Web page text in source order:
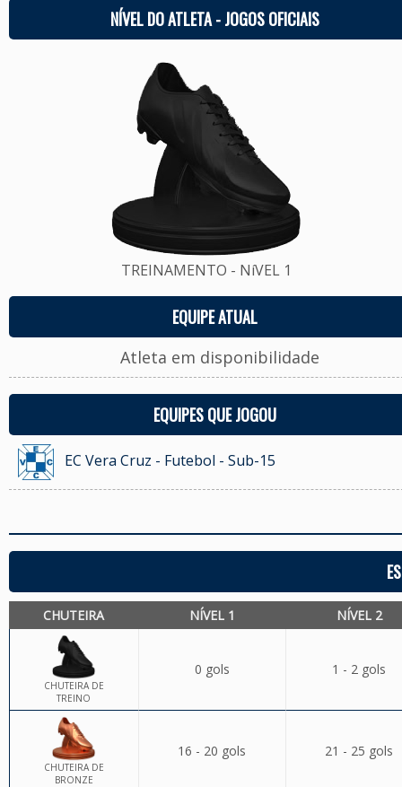
NÍVEL DO ATLETA - JOGOS OFICIAIS
TREINAMENTO - NíVEL 1
EQUIPE ATUAL
Atleta em disponibilidade
EQUIPES QUE JOGOU
EC Vera Cruz - Futebol - Sub-15
CHUTEIRA NÍVEL 1 NÍVEL 2
CHUTEIRA DE
TREINO
0 gols 1 - 2 gols
CHUTEIRA DE
BRONZE
16 - 20 gols 21 - 25 gols